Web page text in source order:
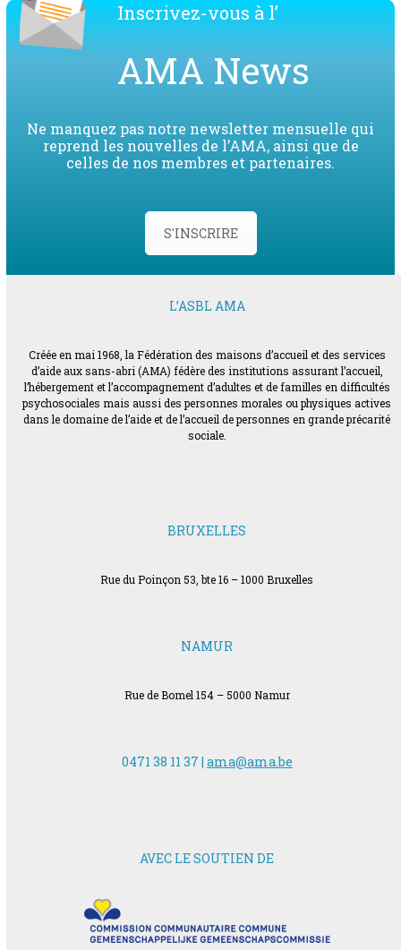
Inscrivez-vous à l’
AMA News
Ne manquez pas notre newsletter mensuelle qui
reprend les nouvelles de l’AMA, ainsi que de
celles de nos membres et partenaires.
S'INSCRIRE
L’ASBL AMA
Créée en mai 1968, la Fédération des maisons d’accueil et des services
d’aide aux sans-abri (AMA) fédère des institutions assurant l’accueil,
l’hébergement et l’accompagnement d’adultes et de familles en difficultés
psychosociales mais aussi des personnes morales ou physiques actives
dans le domaine de l’aide et de l’accueil de personnes en grande précarité
sociale.
BRUXELLES
Rue du Poinçon 53, bte 16 – 1000 Bruxelles
NAMUR
Rue de Bomel 154 – 5000 Namur
0471 38 11 37 | ama@ama.be
AVEC LE SOUTIEN DE